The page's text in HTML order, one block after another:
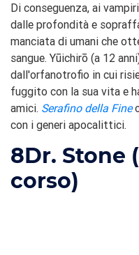
Di conseguenza, ai
dalle profondità e
manciata di umani che
sangue. Yūichirō (a 12
dall'orfanotrofio in cui
fuggito con la sua vita e
amici. Serafino della Fine
con i generi apocalittici.
8Dr. Stone
corso)